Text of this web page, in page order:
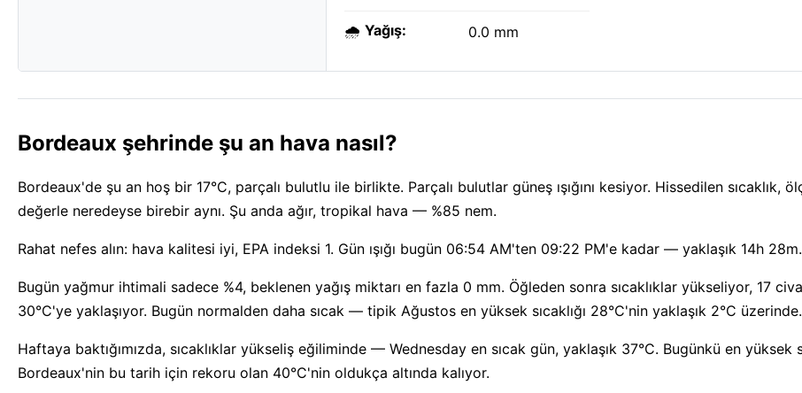
🌧️ Yağış: 0.0 mm
Bordeaux şehrinde şu an hava nasıl?
Bordeaux'de şu an hoş bir 17°C, parçalı bulutlu ile birlikte. Parçalı bulutlar güneş ışığını kesiyor. Hissedilen sıcaklık,
değerle neredeyse birebir aynı. Şu anda ağır, tropikal hava — %85 nem.
Rahat nefes alın: hava kalitesi iyi, EPA indeksi 1. Gün ışığı bugün 06:54 AM'ten 09:22 PM'e kadar — yaklaşık 14h 28m.
Bugün yağmur ihtimali sadece %4, beklenen yağış miktarı en fazla 0 mm. Öğleden sonra sıcaklıklar yükseliyor, 17
30°C'ye yaklaşıyor. Bugün normalden daha sıcak — tipik Ağustos en yüksek sıcaklığı 28°C'nin yaklaşık 2°C üzerinde.
Haftaya baktığımızda, sıcaklıklar yükseliş eğiliminde — Wednesday en sıcak gün, yaklaşık 37°C. Bugünkü en yüksek
Bordeaux'nin bu tarih için rekoru olan 40°C'nin oldukça altında kalıyor.